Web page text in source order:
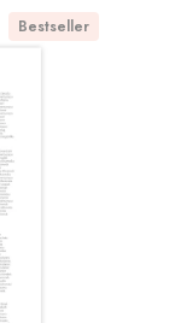
Bestseller